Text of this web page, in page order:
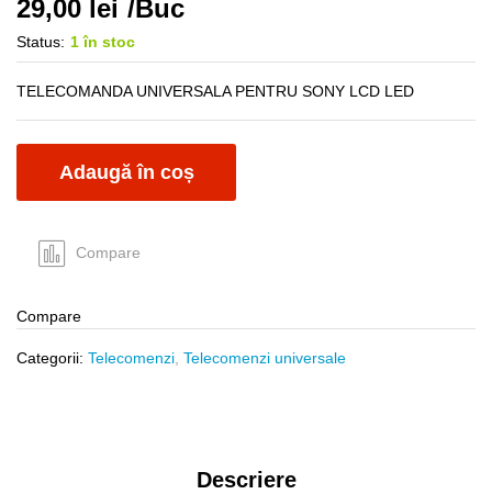
29,00 lei /Buc
Status: 1 în stoc
TELECOMANDA UNIVERSALA PENTRU SONY LCD LED
Adaugă în coș
Compare
Compare
Categorii: Telecomenzi Telecomenzi universale
Descriere